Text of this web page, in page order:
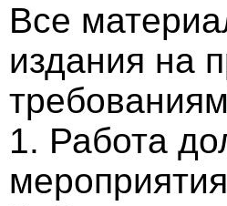
Все
издания на
1. Работа